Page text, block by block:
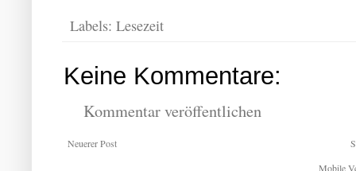
Labels: Lesezeit
Keine Kommentare:
Kommentar veröffentlichen
Neuerer Post
Mobile